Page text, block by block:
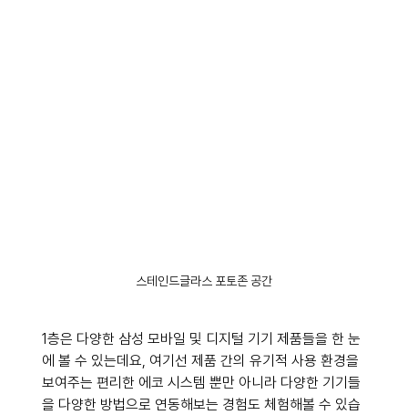
스테인드글라스 포토존 공간
1층은 다양한 삼성 모바일 및 디지털 기기 제품들을 한 눈
에 볼 수 있는데요, 여기선 제품 간의 유기적 사용 환경을
보여주는 편리한 에코 시스템 뿐만 아니라 다양한 기기들
을 다양한 방법으로 연동해보는 경험도 체험해볼 수 있습